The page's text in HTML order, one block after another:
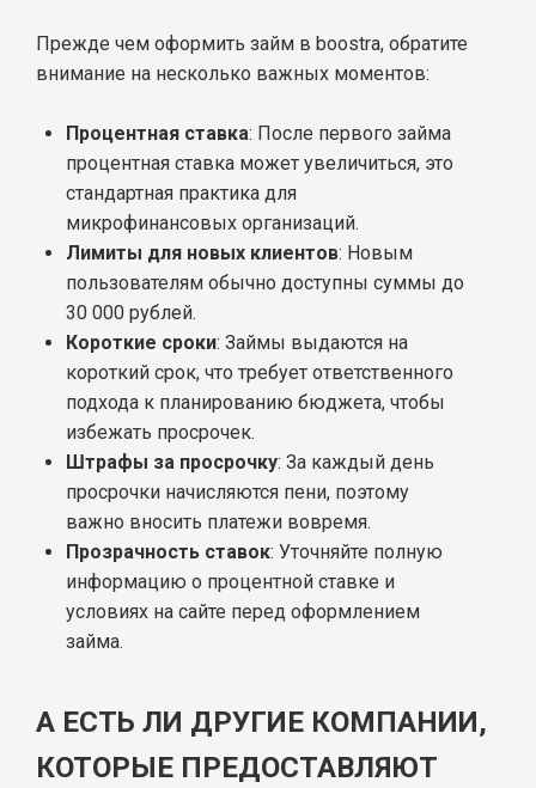
Прежде чем оформить займ в boostra, обратите
внимание на несколько важных моментов:
Процентная ставка: После первого займа
процентная ставка может увеличиться, это
стандартная практика для
микрофинансовых организаций.
Лимиты для новых клиентов: Новым
пользователям обычно доступны суммы до
30 000 рублей.
Короткие сроки: Займы выдаются на
короткий срок, что требует ответственного
подхода к планированию бюджета, чтобы
избежать просрочек.
Штрафы за просрочку: За каждый день
просрочки начисляются пени, поэтому
важно вносить платежи вовремя.
Прозрачность ставок: Уточняйте полную
информацию о процентной ставке и
условиях на сайте перед оформлением
займа.
А ЕСТЬ ЛИ ДРУГИЕ КОМПАНИИ,
КОТОРЫЕ ПРЕДОСТАВЛЯЮТ